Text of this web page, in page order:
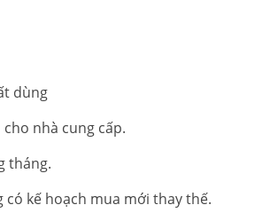
dùng
nhà cung cấp.
tháng.
kế hoạch mua mới thay thế.